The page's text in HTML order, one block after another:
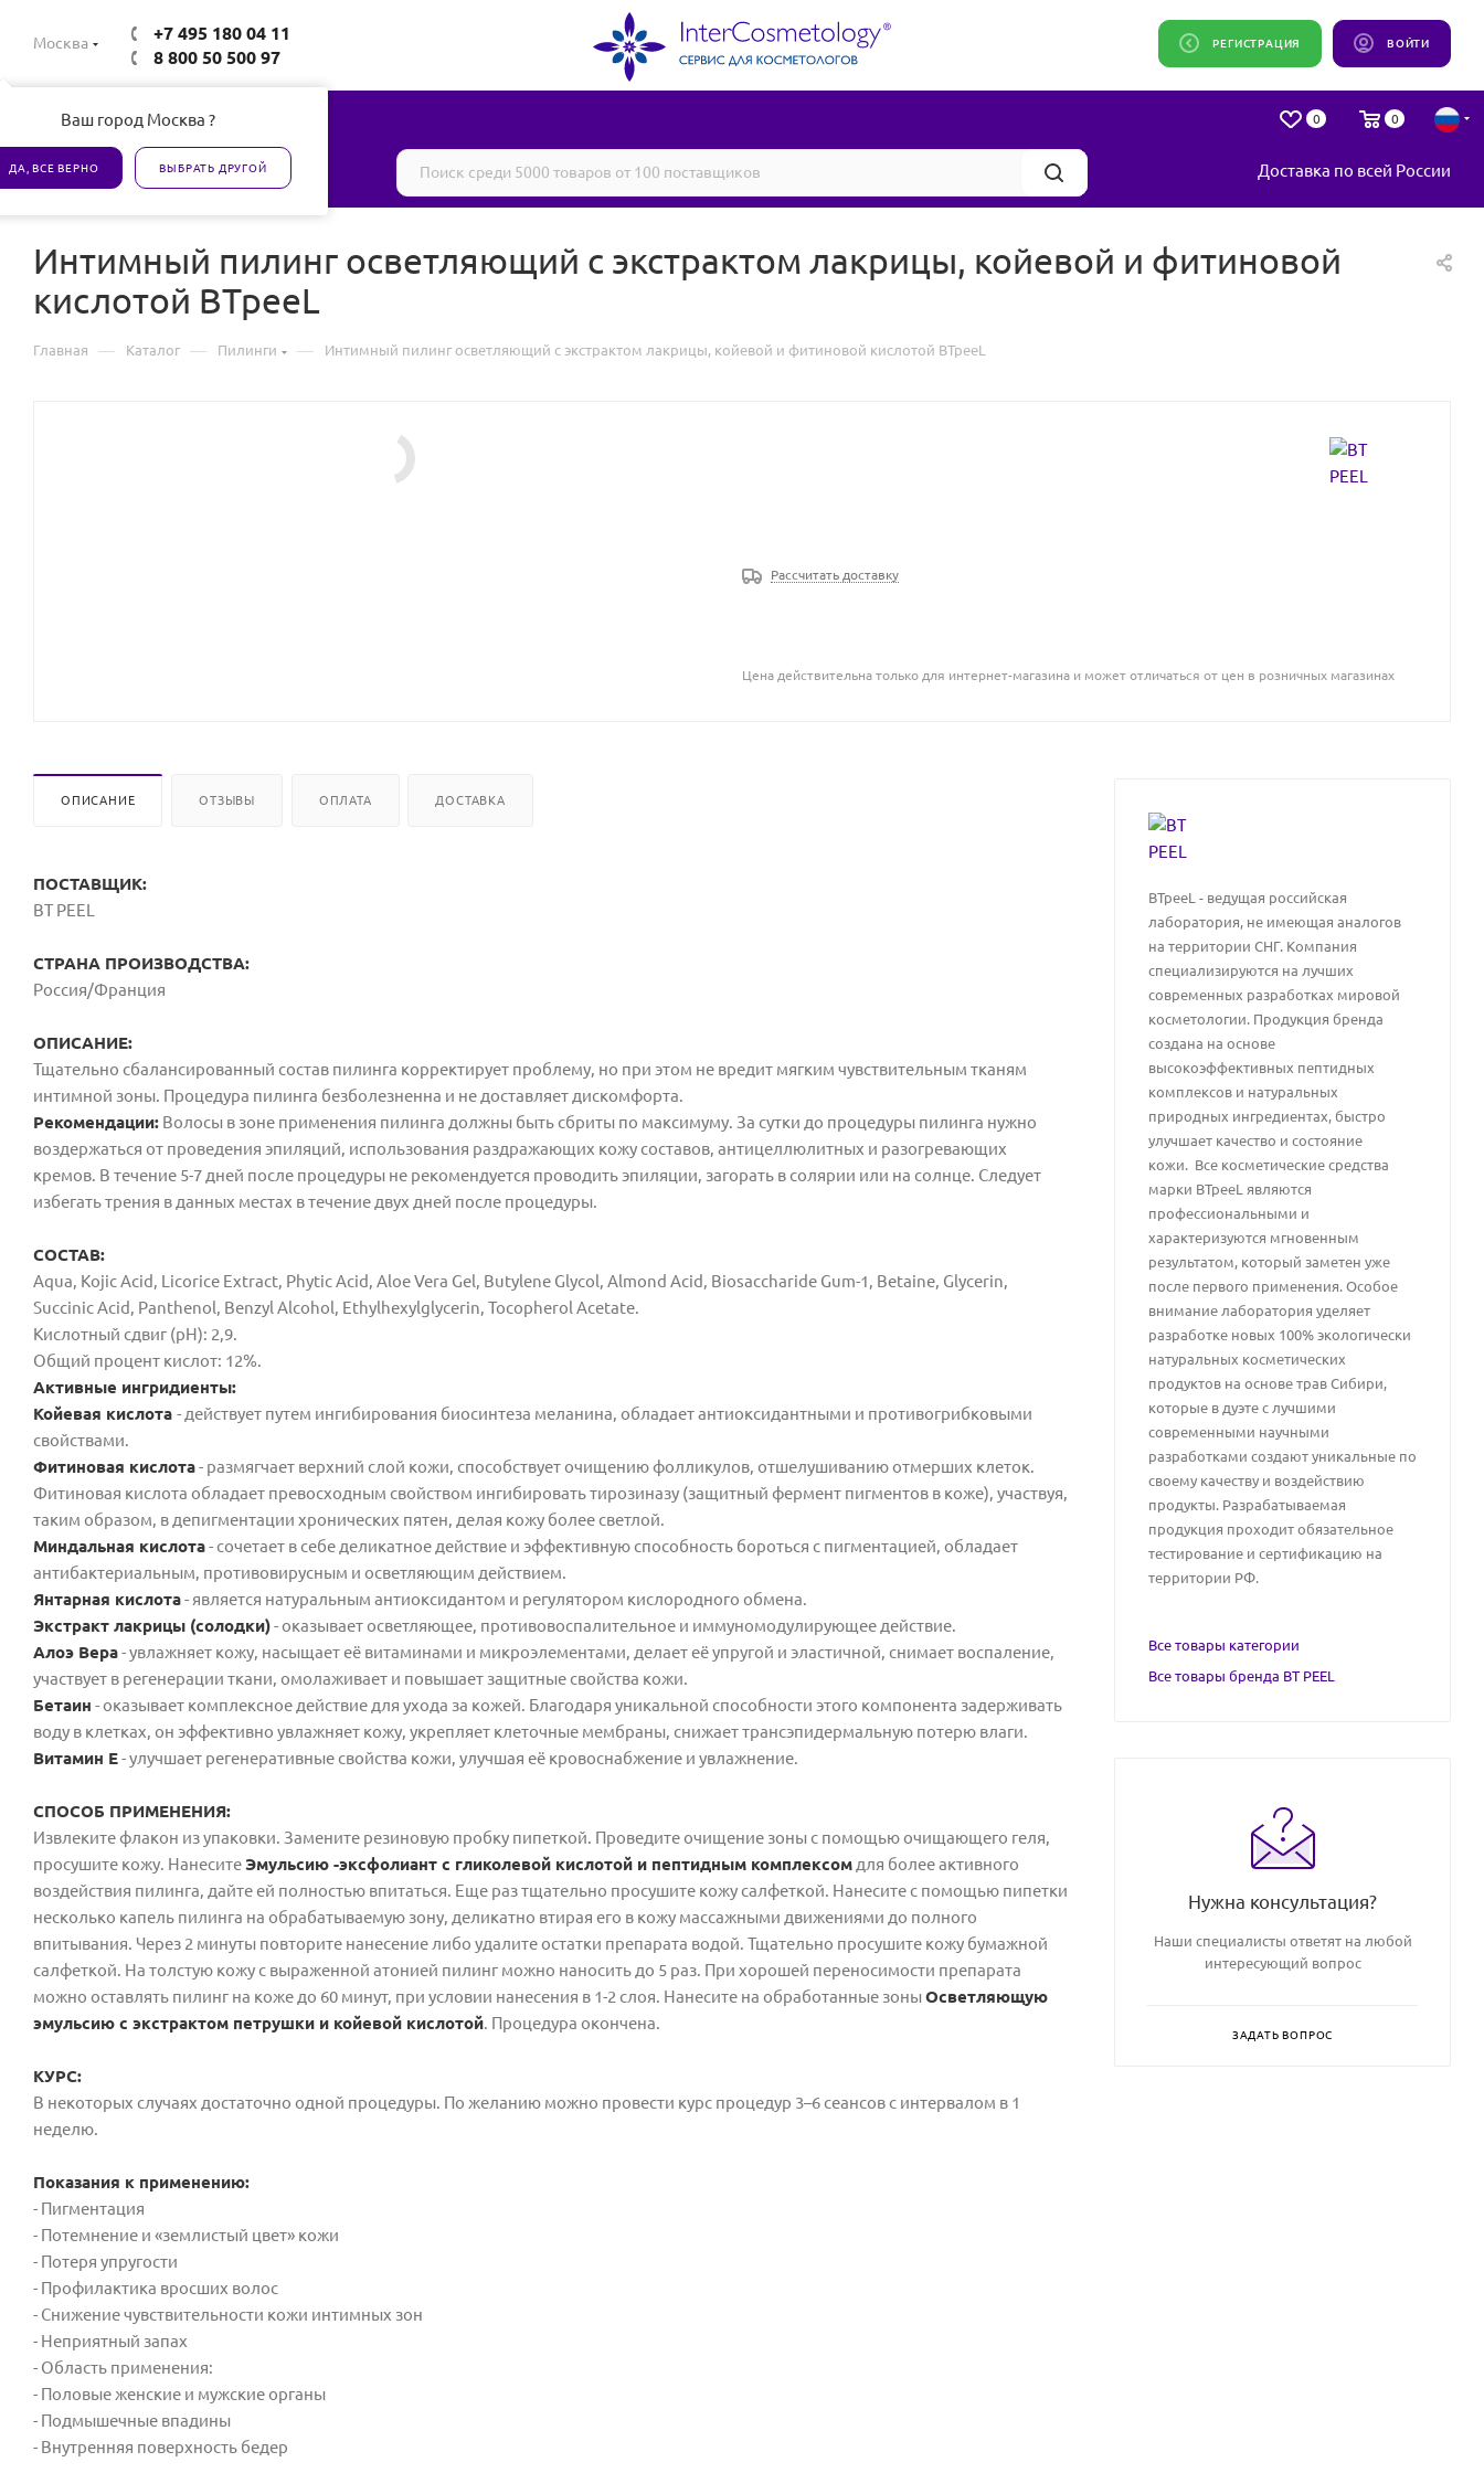
Москва
Ваш город Москва ?
ДА, ВСЕ ВЕРНО ВЫБРАТЬ ДРУГОЙ
+7 495 180 04 11
8 800 50 500 97
ВОЙТИ
РЕГИСТРАЦИЯ
0 0
Все товары сертифицированы Доставка по всей России
Интимный пилинг осветляющий с экстрактом лакрицы, койевой и фитиновой
кислотой BTpeeL
Главная — Каталог — Пилинги — Интимный пилинг осветляющий с экстрактом лакрицы, койевой и фитиновой кислотой BTpeeL
Рассчитать доставку
Цена действительна только для интернет-магазина и может отличаться от цен в розничных магазинах
ОПИСАНИЕ ОТЗЫВЫ ОПЛАТА ДОСТАВКА
ПОСТАВЩИК:
BT PEEL
СТРАНА ПРОИЗВОДСТВА:
Россия/Франция
ОПИСАНИЕ:
Тщательно сбалансированный состав пилинга корректирует проблему, но при этом не вредит мягким чувствительным тканям
интимной зоны. Процедура пилинга безболезненна и не доставляет дискомфорта.
Рекомендации: Волосы в зоне применения пилинга должны быть сбриты по максимуму. За сутки до процедуры пилинга нужно
воздержаться от проведения эпиляций, использования раздражающих кожу составов, антицеллюлитных и разогревающих
кремов. В течение 5-7 дней после процедуры не рекомендуется проводить эпиляции, загорать в солярии или на солнце. Следует
избегать трения в данных местах в течение двух дней после процедуры.
СОСТАВ:
Aqua, Kojic Acid, Licorice Extract, Рhytic Аcid, Aloe Vera Gel, Butylene Glycol, Аlmond Acid, Biosaccharide Gum-1, Betaine, Glycerin,
Succinic Acid, Panthenol, Benzyl Alcohol, Ethylhexylglycerin, Tocopherol Acetate.
Кислотный сдвиг (pH): 2,9.
Общий процент кислот: 12%.
Активные ингридиенты:
Койевая кислота - действует путем ингибирования биосинтеза меланина, обладает антиоксидантными и противогрибковыми
свойствами.
Фитиновая кислота- размягчает верхний слой кожи, способствует очищению фолликулов, отшелушиванию отмерших клеток.
Фитиновая кислота обладает превосходным свойством ингибировать тирозиназу (защитный фермент пигментов в коже), участвуя,
таким образом, в депигментации хронических пятен, делая кожу более светлой.
Миндальная кислота- сочетает в себе деликатное действие и эффективную способность бороться с пигментацией, обладает
антибактериальным, противовирусным и осветляющим действием.
Янтарная кислота- является натуральным антиоксидантом и регулятором кислородного обмена.
Экстракт лакрицы (солодки)- оказывает осветляющее, противовоспалительное и иммуномодулирующее действие.
Алоэ Вера- увлажняет кожу, насыщает её витаминами и микроэлементами, делает её упругой и эластичной, снимает воспаление,
участвует в регенерации ткани, омолаживает и повышает защитные свойства кожи.
Бетаин - оказывает комплексное действие для ухода за кожей. Благодаря уникальной способности этого компонента задерживать
воду в клетках, он эффективно увлажняет кожу, укрепляет клеточные мембраны, снижает трансэпидермальную потерю влаги.
Витамин Е- улучшает регенеративные свойства кожи, улучшая её кровоснабжение и увлажнение.
СПОСОБ ПРИМЕНЕНИЯ:
Извлеките флакон из упаковки. Замените резиновую пробку пипеткой. Проведите очищение зоны с помощью очищающего геля,
просушите кожу. НанеситеЭмульсию -эксфолиант с гликолевой кислотой и пептидным комплексом для более активного
воздействия пилинга, дайте ей полностью впитаться. Еще раз тщательно просушите кожу салфеткой. Нанесите с помощью пипетки
несколько капель пилинга на обрабатываемую зону, деликатно втирая его в кожу массажными движениями до полного
впитывания. Через 2 минуты повторите нанесение либо удалите остатки препарата водой. Тщательно просушите кожу бумажной
салфеткой. На толстую кожу с выраженной атонией пилинг можно наносить до 5 раз. При хорошей переносимости препарата
можно оставлять пилинг на коже до 60 минут, при условии нанесения в 1-2 слоя. Нанесите на обработанные зоныОсветляющую
эмульсию с экстрактом петрушки и койевой кислотой. Процедура окончена.
КУРС:
В некоторых случаях достаточно одной процедуры. По желанию можно провести курс процедур 3–6 сеансов с интервалом в 1
неделю.
Показания к применению:
- Пигментация
- Потемнение и «землистый цвет» кожи
- Потеря упругости
- Профилактика вросших волос
- Снижение чувствительности кожи интимных зон
- Неприятный запах
- Область применения:
- Половые женские и мужские органы
- Подмышечные впадины
- Внутренняя поверхность бедер
BTpeeL - ведущая российская
лаборатория, не имеющая аналогов
на территории СНГ. Компания
специализируются на лучших
современных разработках мировой
косметологии. Продукция бренда
создана на основе
высокоэффективных пептидных
комплексов и натуральных
природных ингредиентах, быстро
улучшает качество и состояние
кожи. Все косметические средства
марки BTpeeL являются
профессиональными и
характеризуются мгновенным
результатом, который заметен уже
после первого применения. Особое
внимание лаборатория уделяет
разработке новых 100% экологически
натуральных косметических
продуктов на основе трав Сибири,
которые в дуэте с лучшими
современными научными
разработками создают уникальные по
своему качеству и воздействию
продукты. Разрабатываемая
продукция проходит обязательное
тестирование и сертификацию на
территории РФ.
Все товары категории
Все товары бренда BT PEEL
Нужна консультация?
Наши специалисты ответят на любой
интересующий вопрос
ЗАДАТЬ ВОПРОС